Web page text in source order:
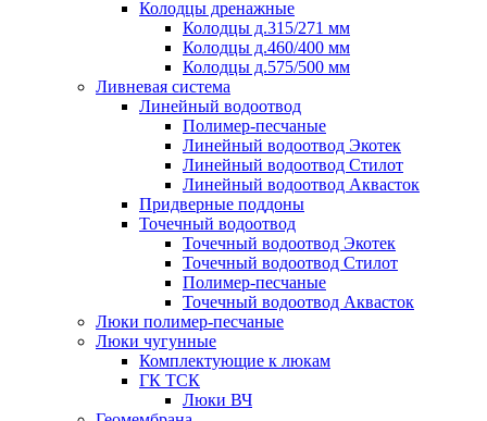
Колодцы дренажные
Колодцы д.315/271 мм
Колодцы д.460/400 мм
Колодцы д.575/500 мм
Ливневая система
Линейный водоотвод
Полимер-песчаные
Линейный водоотвод Экотек
Линейный водоотвод Стилот
Линейный водоотвод Аквасток
Придверные поддоны
Точечный водоотвод
Точечный водоотвод Экотек
Точечный водоотвод Стилот
Полимер-песчаные
Точечный водоотвод Аквасток
Люки полимер-песчаные
Люки чугунные
Комплектующие к люкам
ГК ТСК
Люки ВЧ